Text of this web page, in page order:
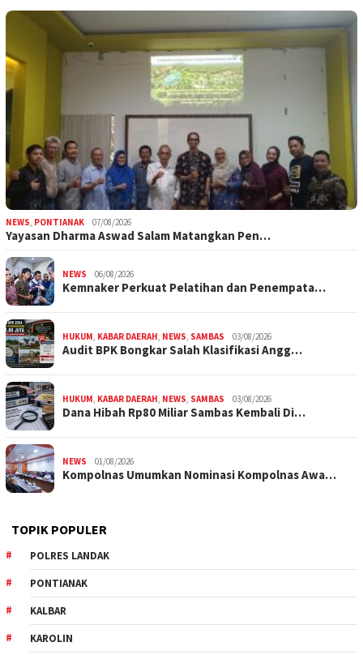
NEWS PONTIANAK 07/08/2026
Yayasan Dharma Aswad Salam Matangkan Pen…
NEWS 06/08/2026
Kemnaker Perkuat Pelatihan dan Penempata…
HUKUM KABAR DAERAH NEWS SAMBAS 03/08/2026
Audit BPK Bongkar Salah Klasifikasi Angg…
HUKUM KABAR DAERAH NEWS SAMBAS 03/08/2026
Dana Hibah Rp80 Miliar Sambas Kembali Di…
NEWS 01/08/2026
Kompolnas Umumkan Nominasi Kompolnas Awa…
TOPIK POPULER
POLRES LANDAK
PONTIANAK
KALBAR
KAROLIN